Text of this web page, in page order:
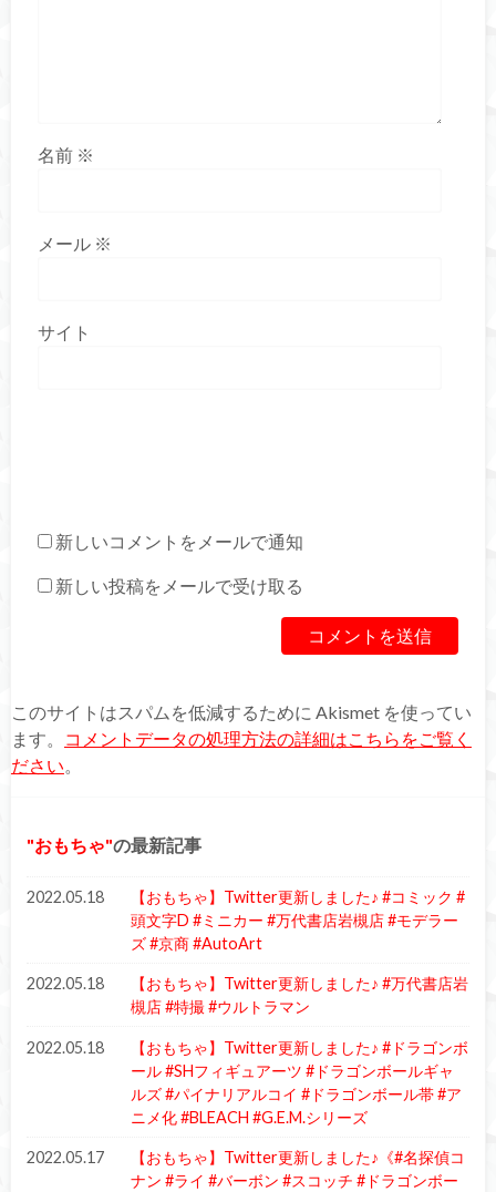
名前 ※
メール ※
サイト
新しいコメントをメールで通知
新しい投稿をメールで受け取る
このサイトはスパムを低減するために Akismet を使ってい
ます。
コメントデータの処理方法の詳細はこちらをご覧く
ださい。
おもちゃ の最新記事
2022.05.18
【おもちゃ】Twitter更新しました♪ #コミック #
頭文字D #ミニカー #万代書店岩槻店 #モデラー
ズ #京商 #AutoArt
2022.05.18
【おもちゃ】Twitter更新しました♪ #万代書店岩
槻店 #特撮 #ウルトラマン
2022.05.18
【おもちゃ】Twitter更新しました♪ #ドラゴンボ
ール #SHフィギュアーツ #ドラゴンボールギャ
ルズ #パイナリアルコイ #ドラゴンボール帯 #ア
ニメ化 #BLEACH #G.E.M.シリーズ
2022.05.17
【おもちゃ】Twitter更新しました♪《#名探偵コ
ナン #ライ #バーボン #スコッチ #ドラゴンボー